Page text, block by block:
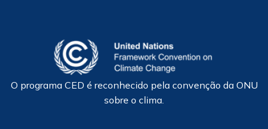
O programa CED é reconhecido pela convenção da ONU
sobre o clima.